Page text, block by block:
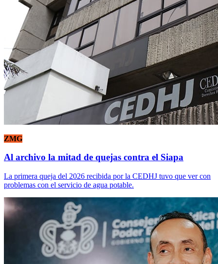
ZMG
Al archivo la mitad de quejas contra el Siapa
La primera queja del 2026 recibida por la CEDHJ tuvo que ver con
problemas con el servicio de agua potable.